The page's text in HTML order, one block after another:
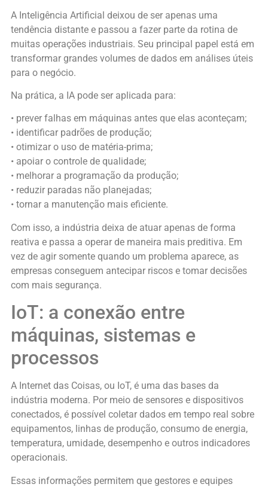
A Inteligência Artificial deixou de ser apenas uma
tendência distante e passou a fazer parte da rotina de
muitas operações industriais. Seu principal papel está em
transformar grandes volumes de dados em análises úteis
para o negócio.
Na prática, a IA pode ser aplicada para:
• prever falhas em máquinas antes que elas aconteçam;
• identificar padrões de produção;
• otimizar o uso de matéria-prima;
• apoiar o controle de qualidade;
• melhorar a programação da produção;
• reduzir paradas não planejadas;
• tornar a manutenção mais eficiente.
Com isso, a indústria deixa de atuar apenas de forma
reativa e passa a operar de maneira mais preditiva. Em
vez de agir somente quando um problema aparece, as
empresas conseguem antecipar riscos e tomar decisões
com mais segurança.
IoT: a conexão entre
máquinas, sistemas e
processos
A Internet das Coisas, ou IoT, é uma das bases da
indústria moderna. Por meio de sensores e dispositivos
conectados, é possível coletar dados em tempo real sobre
equipamentos, linhas de produção, consumo de energia,
temperatura, umidade, desempenho e outros indicadores
operacionais.
Essas informações permitem que gestores e equipes